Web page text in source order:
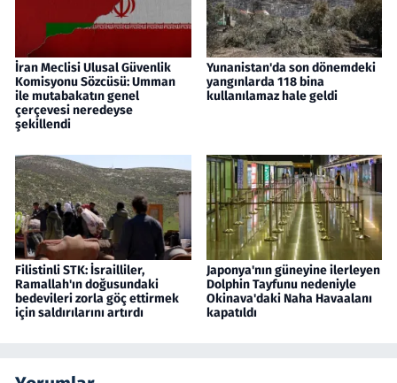
İran Meclisi Ulusal Güvenlik
Komisyonu Sözcüsü: Umman
ile mutabakatın genel
çerçevesi neredeyse
şekillendi
Yunanistan'da son dönemdeki
yangınlarda 118 bina
kullanılamaz hale geldi
Filistinli STK: İsrailliler,
Ramallah'ın doğusundaki
bedevileri zorla göç ettirmek
için saldırılarını artırdı
Japonya'nın güneyine ilerleyen
Dolphin Tayfunu nedeniyle
Okinava'daki Naha Havaalanı
kapatıldı